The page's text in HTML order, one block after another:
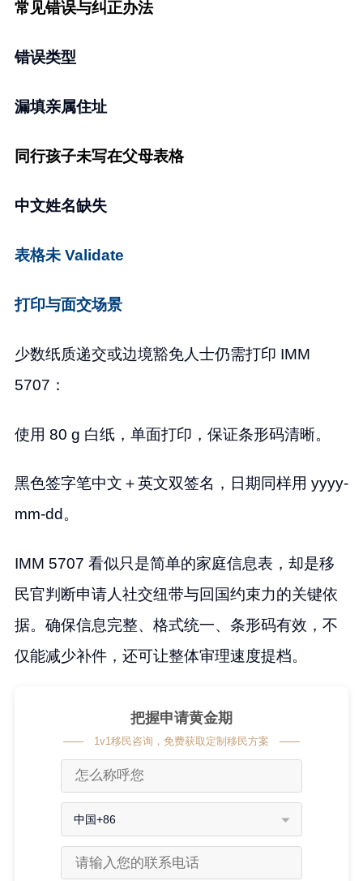
常见错误与纠正办法
错误类型
漏填亲属住址
同行孩子未写在父母表格
中文姓名缺失
表格未 Validate
打印与面交场景
少数纸质递交或边境豁免人士仍需打印 IMM
5707：
使用 80 g 白纸，单面打印，保证条形码清晰。
黑色签字笔中文＋英文双签名，日期同样用 yyyy-
mm-dd。
IMM 5707 看似只是简单的家庭信息表，却是移
民官判断申请人社交纽带与回国约束力的关键依
据。确保信息完整、格式统一、条形码有效，不
仅能减少补件，还可让整体审理速度提档。
把握申请黄金期
1v1移民咨询，免费获取定制移民方案
中国+86